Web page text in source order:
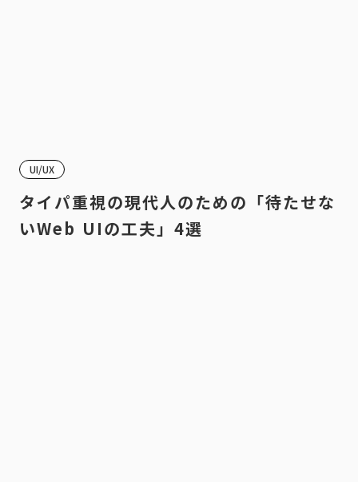
UI/UX
タイパ重視の現代人のための「待たせな
いWeb UIの工夫」4選